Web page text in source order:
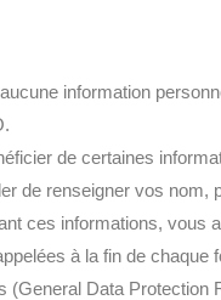
information
de certaines
de renseigner vos nom,
ces informations, vous
à la fin de chaque
Data Protection